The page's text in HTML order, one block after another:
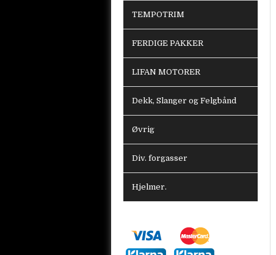
TEMPOTRIM
FERDIGE PAKKER
LIFAN MOTORER
Dekk, Slanger og Felgbånd
Øvrig
Div. forgasser
Hjelmer.